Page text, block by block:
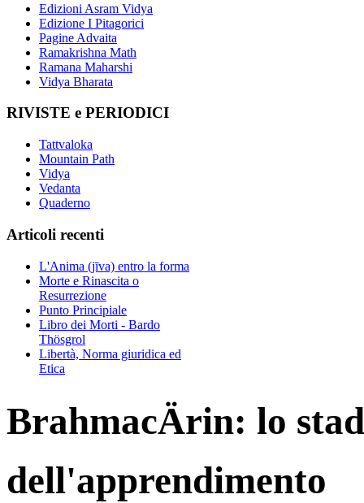
Edizioni Asram Vidya
Edizione I Pitagorici
Pagine Advaita
Ramakrishna Math
Ramana Maharshi
Vidya Bharata
RIVISTE e PERIODICI
Tattvaloka
Mountain Path
Vidya
Vedanta
Quaderno
Articoli recenti
L'Anima (jīva) entro la forma
Morte e Rinascita o
Resurrezione
Punto Principiale
Libro dei Morti - Bardo
Thösgrol
Libertà, Norma giuridica ed
Etica
BrahmacÄrin: lo
dell'apprendimento